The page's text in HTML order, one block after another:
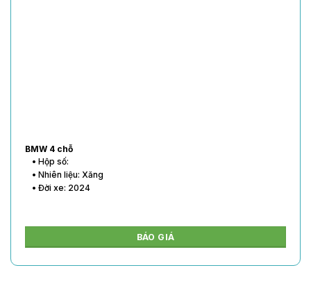
BMW 4 chỗ
• Hộp số:
• Nhiên liệu: Xăng
• Đời xe: 2024
BÁO GIÁ